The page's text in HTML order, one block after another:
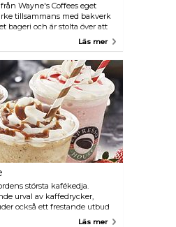
Wayne's Coffees eget
tillsammans med bakverk
bageri och är stolta över att
finaste naturliga råvarorna.
en lugn kaffenjutning eller
Wayne's Coffee lovar en
av kvalitet och
Läs mer
största kafékedja.
urval av kaffedrycker,
också ett frestande utbud
Läs mer